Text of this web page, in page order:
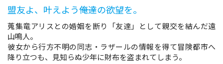
コミックパルフェ
盟友よ、叶えよう――俺達の欲望を。
蒐集竜アリスとの婚姻を断り「友達」として親交を結んだ遠
山鳴人。
彼女から行方不明の同志・ラザールの情報を得て冒険都市へ
降り立つも、見知らぬ少年に財布を盗まれてしまう。